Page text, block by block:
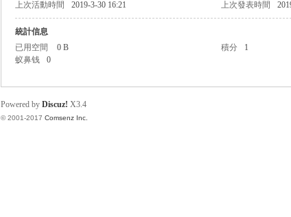
上次活動時間
2019-3-30 16:21 上次發表時間
統計信息
已用空間
0 B 積分 1
蚁鼻钱
0
Powered by Discuz! X3.4
© 2001-2017 Comsenz Inc.